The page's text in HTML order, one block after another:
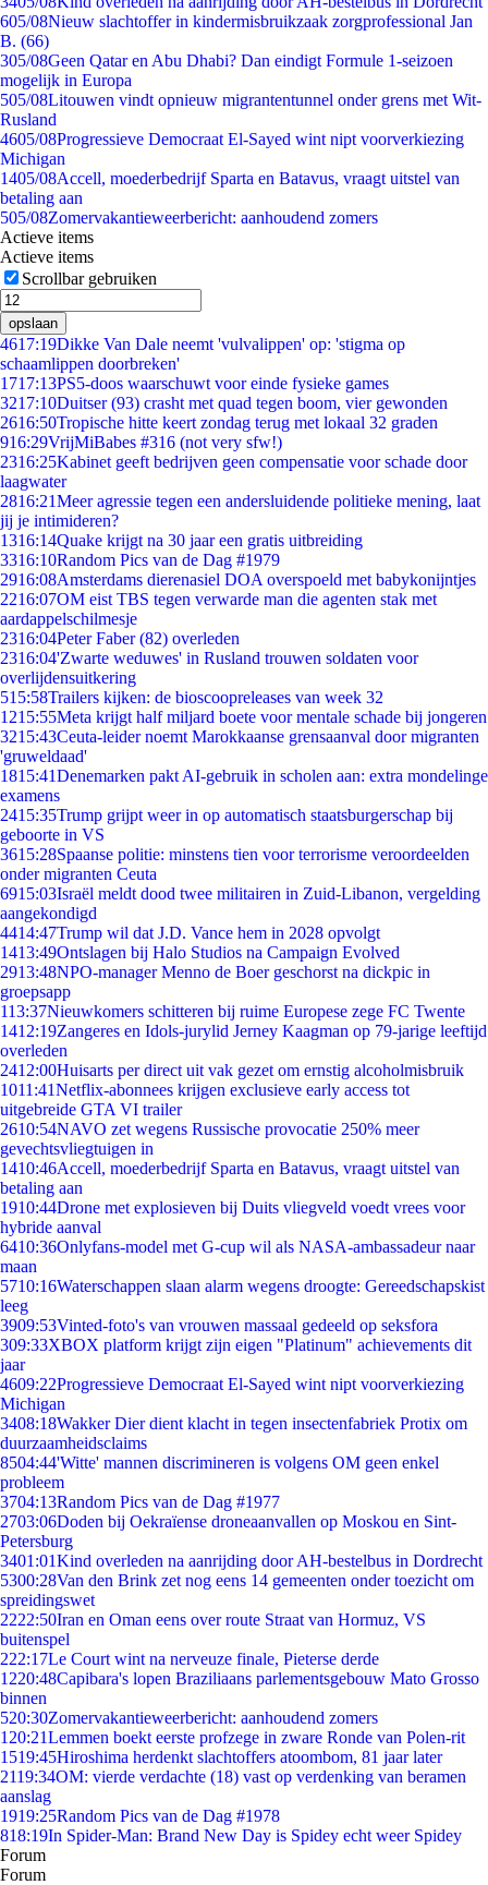
605/08Nieuw slachtoffer in kindermisbruikzaak zorgprofessional Jan
B. (66)
305/08Geen Qatar en Abu Dhabi? Dan eindigt Formule 1-seizoen
mogelijk in Europa
505/08Litouwen vindt opnieuw migrantentunnel onder grens met Wit-
Rusland
4605/08Progressieve Democraat El-Sayed wint nipt voorverkiezing
Michigan
1405/08Accell, moederbedrijf Sparta en Batavus, vraagt uitstel van
betaling aan
505/08Zomervakantieweerbericht: aanhoudend zomers
Actieve items
Actieve items
Scrollbar gebruiken
opslaan
4617:19Dikke Van Dale neemt 'vulvalippen' op: 'stigma op
schaamlippen doorbreken'
1717:13PS5-doos waarschuwt voor einde fysieke games
3217:10Duitser (93) crasht met quad tegen boom, vier gewonden
2616:50Tropische hitte keert zondag terug met lokaal 32 graden
916:29VrijMiBabes #316 (not very sfw!)
2316:25Kabinet geeft bedrijven geen compensatie voor schade door
laagwater
2816:21Meer agressie tegen een andersluidende politieke mening, laat
jij je intimideren?
1316:14Quake krijgt na 30 jaar een gratis uitbreiding
3316:10Random Pics van de Dag #1979
2916:08Amsterdams dierenasiel DOA overspoeld met babykonijntjes
2216:07OM eist TBS tegen verwarde man die agenten stak met
aardappelschilmesje
2316:04Peter Faber (82) overleden
2316:04'Zwarte weduwes' in Rusland trouwen soldaten voor
overlijdensuitkering
515:58Trailers kijken: de bioscoopreleases van week 32
1215:55Meta krijgt half miljard boete voor mentale schade bij jongeren
3215:43Ceuta-leider noemt Marokkaanse grensaanval door migranten
'gruweldaad'
1815:41Denemarken pakt AI-gebruik in scholen aan: extra mondelinge
examens
2415:35Trump grijpt weer in op automatisch staatsburgerschap bij
geboorte in VS
3615:28Spaanse politie: minstens tien voor terrorisme veroordeelden
onder migranten Ceuta
6915:03Israël meldt dood twee militairen in Zuid-Libanon, vergelding
aangekondigd
4414:47Trump wil dat J.D. Vance hem in 2028 opvolgt
1413:49Ontslagen bij Halo Studios na Campaign Evolved
2913:48NPO-manager Menno de Boer geschorst na dickpic in
groepsapp
113:37Nieuwkomers schitteren bij ruime Europese zege FC Twente
1412:19Zangeres en Idols-jurylid Jerney Kaagman op 79-jarige leeftijd
overleden
2412:00Huisarts per direct uit vak gezet om ernstig alcoholmisbruik
1011:41Netflix-abonnees krijgen exclusieve early access tot
uitgebreide GTA VI trailer
2610:54NAVO zet wegens Russische provocatie 250% meer
gevechtsvliegtuigen in
1410:46Accell, moederbedrijf Sparta en Batavus, vraagt uitstel van
betaling aan
1910:44Drone met explosieven bij Duits vliegveld voedt vrees voor
hybride aanval
6410:36Onlyfans-model met G-cup wil als NASA-ambassadeur naar
maan
5710:16Waterschappen slaan alarm wegens droogte: Gereedschapskist
leeg
3909:53Vinted-foto's van vrouwen massaal gedeeld op seksfora
309:33XBOX platform krijgt zijn eigen "Platinum" achievements dit
jaar
4609:22Progressieve Democraat El-Sayed wint nipt voorverkiezing
Michigan
3408:18Wakker Dier dient klacht in tegen insectenfabriek Protix om
duurzaamheidsclaims
8504:44'Witte' mannen discrimineren is volgens OM geen enkel
probleem
3704:13Random Pics van de Dag #1977
2703:06Doden bij Oekraïense droneaanvallen op Moskou en Sint-
Petersburg
3401:01Kind overleden na aanrijding door AH-bestelbus in Dordrecht
5300:28Van den Brink zet nog eens 14 gemeenten onder toezicht om
spreidingswet
2222:50Iran en Oman eens over route Straat van Hormuz, VS
buitenspel
222:17Le Court wint na nerveuze finale, Pieterse derde
1220:48Capibara's lopen Braziliaans parlementsgebouw Mato Grosso
binnen
520:30Zomervakantieweerbericht: aanhoudend zomers
1 20:21Lemmen boekt eerste profzege in zware Ronde van Polen-rit
1519:45Hiroshima herdenkt slachtoffers atoombom, 81 jaar later
2119:34OM: vierde verdachte (18) vast op verdenking van beramen
aanslag
1919:25Random Pics van de Dag #1978
818:19In Spider-Man: Brand New Day is Spidey echt weer Spidey
Forum
Forum